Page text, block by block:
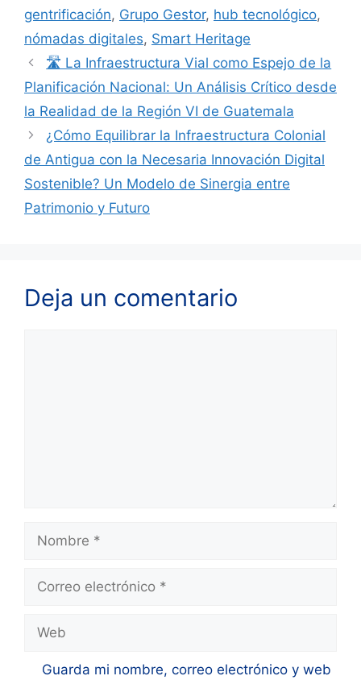
gentrificación, Grupo Gestor, hub tecnológico,
nómadas digitales, Smart Heritage
🛣️ La Infraestructura Vial como Espejo de la
Planificación Nacional: Un Análisis Crítico desde
la Realidad de la Región VI de Guatemala
¿Cómo Equilibrar la Infraestructura Colonial
de Antigua con la Necesaria Innovación Digital
Sostenible? Un Modelo de Sinergia entre
Patrimonio y Futuro
Deja un comentario
Nombre
Correo
Web
Guarda mi nombre, correo electrónico y web